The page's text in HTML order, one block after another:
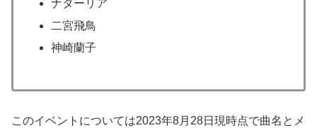
ナターリア
二宮飛鳥
神崎蘭子
このイベントについては2023年8月28日現時点で曲名とメ